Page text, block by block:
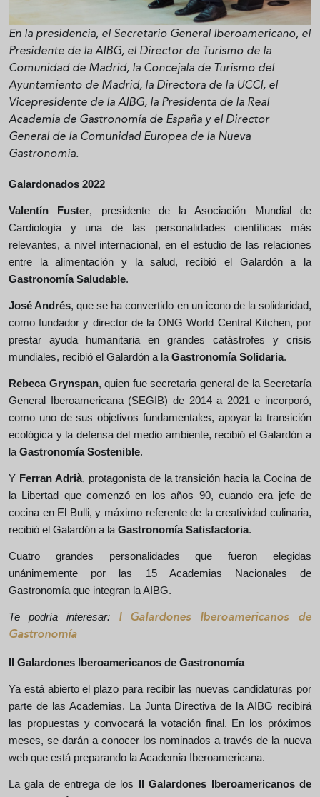
En la presidencia, el Secretario General Iberoamericano, el
Presidente de la AIBG, el Director de Turismo de la
Comunidad de Madrid, la Concejala de Turismo del
Ayuntamiento de Madrid, la Directora de la UCCI, el
Vicepresidente de la AIBG, la Presidenta de la Real
Academia de Gastronomía de España y el Director
General de la Comunidad Europea de la Nueva
Gastronomía.
Galardonados 2022
Valentín Fuster, presidente de la Asociación Mundial de
Cardiología y una de las personalidades científicas más
relevantes, a nivel internacional, en el estudio de las relaciones
entre la alimentación y la salud, recibió el Galardón a la
Gastronomía Saludable.
José Andrés, que se ha convertido en un icono de la solidaridad,
como fundador y director de la ONG World Central Kitchen, por
prestar ayuda humanitaria en grandes catástrofes y crisis
mundiales, recibió el Galardón a la Gastronomía Solidaria.
Rebeca Grynspan, quien fue secretaria general de la Secretaría
General Iberoamericana (SEGIB) de 2014 a 2021 e incorporó,
como uno de sus objetivos fundamentales, apoyar la transición
ecológica y la defensa del medio ambiente, recibió el Galardón a
la Gastronomía Sostenible.
Y Ferran Adrià, protagonista de la transición hacia la Cocina de
la Libertad que comenzó en los años 90, cuando era jefe de
cocina en El Bulli, y máximo referente de la creatividad culinaria,
recibió el Galardón a la Gastronomía Satisfactoria.
Cuatro grandes personalidades que fueron elegidas
unánimemente por las 15 Academias Nacionales de
Gastronomía que integran la AIBG.
Te podría interesar: I Galardones Iberoamericanos de
Gastronomía
II Galardones Iberoamericanos de Gastronomía
Ya está abierto el plazo para recibir las nuevas candidaturas por
parte de las Academias. La Junta Directiva de la AIBG recibirá
las propuestas y convocará la votación final. En los próximos
meses, se darán a conocer los nominados a través de la nueva
web que está preparando la Academia Iberoamericana.
La gala de entrega de los
II Galardones Iberoamericanos de